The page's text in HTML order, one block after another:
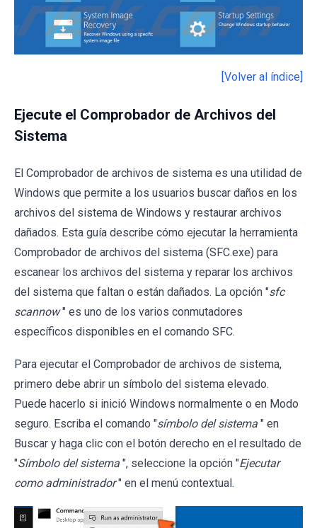
[Volver al índice]
Ejecute el Comprobador de Archivos del
Sistema
El Comprobador de archivos de sistema es una utilidad de
Windows que permite a los usuarios buscar daños en los
archivos del sistema de Windows y restaurar archivos
dañados. Esta guía describe cómo ejecutar la herramienta
Comprobador de archivos del sistema (SFC.exe) para
escanear los archivos del sistema y reparar los archivos
del sistema que faltan o están dañados. La opción "sfc
scannow " es uno de los varios conmutadores
específicos disponibles en el comando SFC.
Para ejecutar el Comprobador de archivos de sistema,
primero debe abrir un símbolo del sistema elevado.
Puede hacerlo si inició Windows normalmente o en Modo
seguro. Escriba el comando "símbolo del sistema " en
Buscar y haga clic con el botón derecho en el resultado de
"Símbolo del sistema ", seleccione la opción "Ejecutar
como administrador " en el menú contextual.